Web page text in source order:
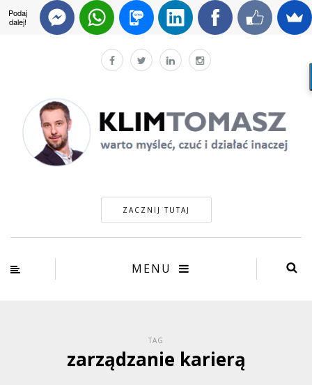
ZACZNIJ TUTAJ
MENU
TAG
zarządzanie karierą
Podaj
dalej!